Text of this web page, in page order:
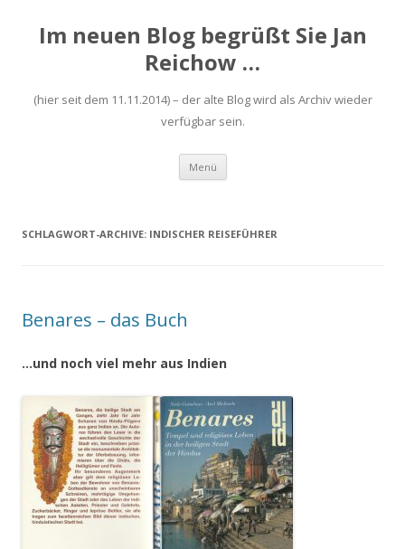
Im neuen Blog begrüßt Sie Jan
Reichow …
(hier seit dem 11.11.2014) – der alte Blog wird als Archiv wieder
verfügbar sein.
Menü Zum
springen
SCHLAGWORT-ARCHIVE: INDISCHER REISEFÜHRER
Benares – das Buch
…und noch viel mehr aus Indien